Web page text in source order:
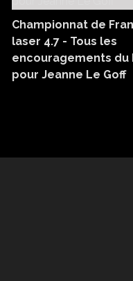
Championnat de
laser 4.7 - Tous les
encouragements du
pour Jeanne Le Goff